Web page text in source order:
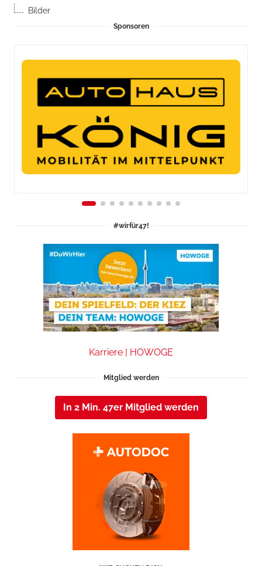
Bilder
Sponsoren
#wirfür47!
Karriere | HOWOGE
Mitglied werden
In 2 Min. 47er Mitglied werden